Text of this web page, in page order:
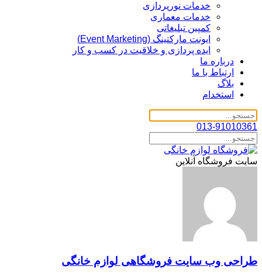
خدمات نورپردازی
خدمات معماری
کمپین تبلیغاتی
ایونت مارکتینگ (Event Marketing)
ایده پردازی و خلاقیت در کسب و کار
درباره ما
ارتباط با ما
بلاگ
استخدام
013-91010361
سایت فروشگاه آنلاین
طراحی وب سایت فروشگاهی لوازم خانگی